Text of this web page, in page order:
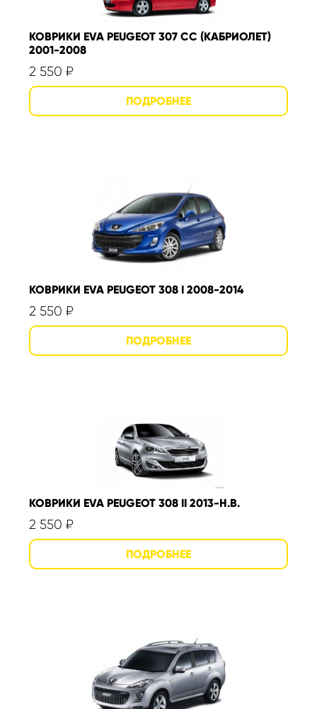
КОВРИКИ EVA PEUGEOT 307 CC (КАБРИОЛЕТ)
2001-2008
2 550 ₽
КОВРИКИ EVA PEUGEOT 308 I 2008-2014
2 550 ₽
КОВРИКИ EVA PEUGEOT 308 II 2013-Н.В.
2 550 ₽